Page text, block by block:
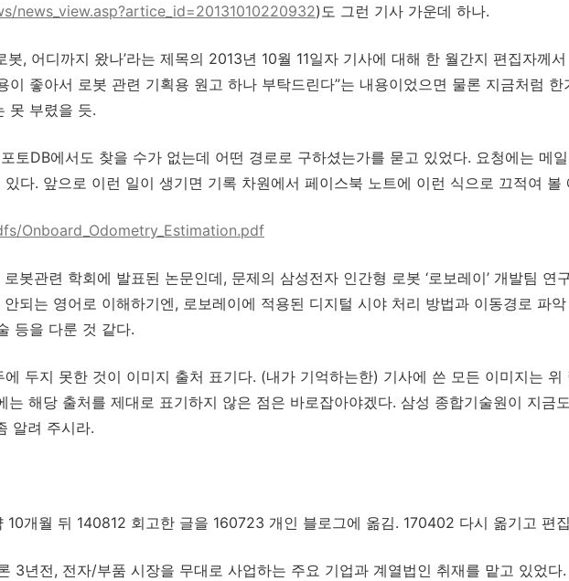
news_view.asp?artice_id=20131010220932)도 그런 기사 가운데 하나.
봇, 어디까지 왔나’라는 제목의 2013년 10월 11일자 기사에 대해 한 월간지 편집자께
이 좋아서 로봇 관련 기획용 원고 하나 부탁드린다”는 내용이었으면 물론 지금처럼 한
못 부렸을 듯.
토DB에서도 찾을 수가 없는데 어떤 경로로 구하셨는가를 묻고 있었다. 요청에는 메
다. 앞으로 이런 일이 생기면 기록 차원에서 페이스북 노트에 이런 식으로 끄적여 볼
Onboard_Odometry_Estimation.pdf
봇관련 학회에 발표된 논문인데, 문제의 삼성전자 인간형 로봇 ‘로보레이’ 개발팀 연
되는 영어로 이해하기엔, 로보레이에 적용된 디지털 시야 처리 방법과 이동경로 파
등을 다룬 것 같다.
두지 못한 것이 이미지 출처 표기다. (내가 기억하는한) 기사에 쓴 모든 이미지는 위
는 해당 출처를 제대로 표기하지 않은 점은 바로잡아야겠다. 삼성 종합기술원이 지금
알려 주시라.
10개월 뒤 140812 회고한 글을 160723 개인 블로그에 옮김. 170402 다시 옮기고 편
3년전, 전자/부품 시장을 무대로 사업하는 주요 기업과 계열법인 취재를 맡고 있었다